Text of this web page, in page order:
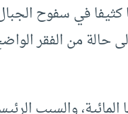
كثيفا في سفوح
حالة من الفقر
المائية، والسبب